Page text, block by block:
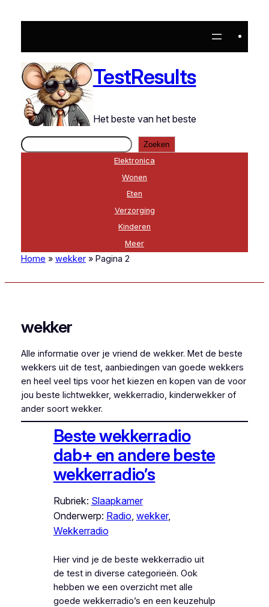
TestResults
Het beste van het beste
Zoeken
Zoeken
Elektronica
Wonen
Eten
Verzorging
Kinderen
Meer
Home » wekker »Pagina 2
wekker
Alle informatie over je vriend de wekker. Met de beste
wekkers uit de test, aanbiedingen van goede wekkers
en heel veel tips voor het kiezen en kopen van de voor
jou beste lichtwekker, wekkerradio, kinderwekker of
ander soort wekker.
Beste wekkerradio
dab+ en andere beste
wekkerradio’s
Rubriek: Slaapkamer
Onderwerp: Radio wekker
Wekkerradio
Hier vind je de beste wekkerradio uit
de test in diverse categorieën. Ook
hebben we een overzicht met alle
goede wekkerradio’s en een keuzehulp